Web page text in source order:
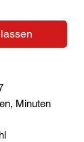
Minuten